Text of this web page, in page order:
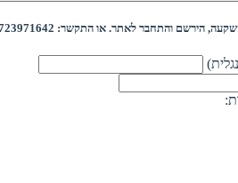
הירשם והתחבר לאתר. או התקשר: 0723971642